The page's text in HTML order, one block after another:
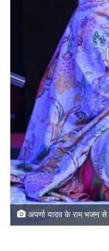
अपर्णा यादव के राम भजन से